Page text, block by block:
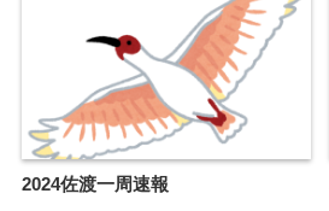
2024佐渡一周速報